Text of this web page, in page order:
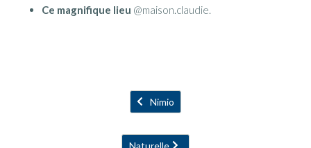
Ce magnifique lieu @maison.claudie.
Nimio